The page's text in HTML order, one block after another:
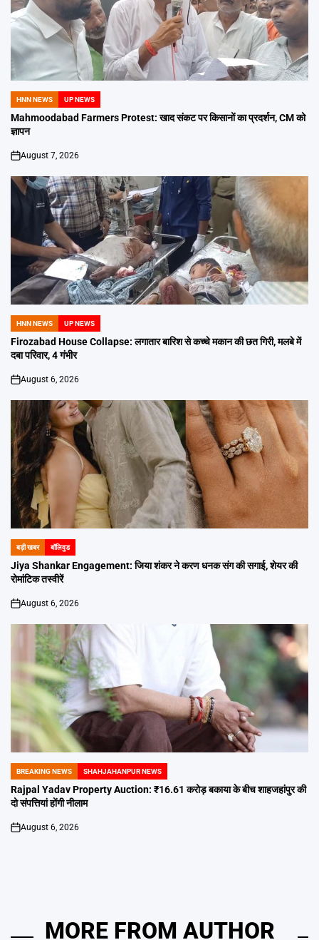
POSTED
IN
HNN NEWS UP NEWS
Mahmoodabad Farmers Protest: खाद संकट पर किसानों का प्रदर्शन, CM को
ज्ञापन
on
August 7, 2026
POSTED
IN
HNN NEWS UP NEWS
Firozabad House Collapse: लगातार बारिश से कच्चे मकान की छत गिरी, मलबे में
दबा परिवार, 4 गंभीर
on
August 6, 2026
POSTED
IN
बड़ी खबर बॉलिवुड
Jiya Shankar Engagement: जिया शंकर ने करण धनक संग की सगाई, शेयर की
रोमांटिक तस्वीरें
on
August 6, 2026
POSTED
IN
BREAKING NEWS SHAHJAHANPUR NEWS
Rajpal Yadav Property Auction: ₹16.61 करोड़ बकाया के बीच शाहजहांपुर की
दो संपत्तियां होंगी नीलाम
on
August 6, 2026
MORE FROM AUTHOR